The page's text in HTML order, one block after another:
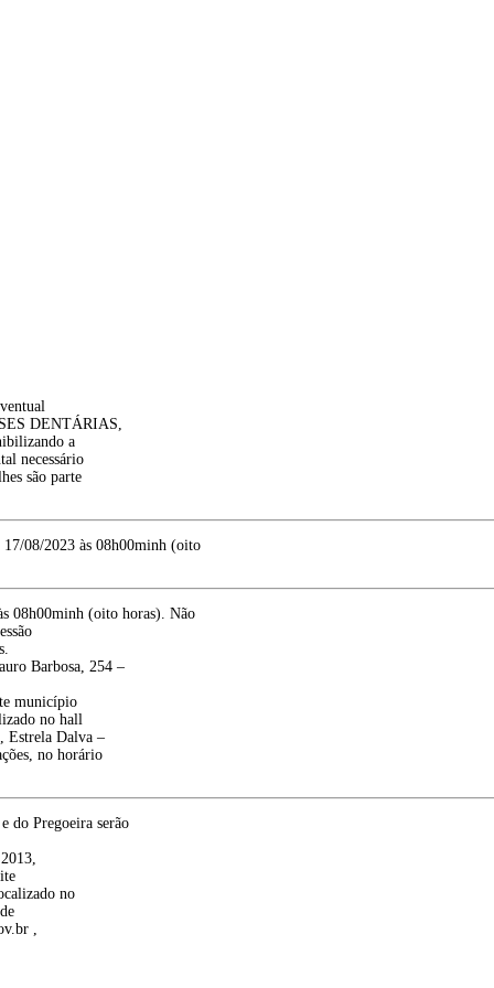
DENTÁRIAS,
a
necessário
são parte
08/2023 às 08h00minh (oito
08h00minh (oito horas). Não
Barbosa, 254 –
município
no hall
Estrela Dalva –
no horário
do Pregoeira serão
no
,